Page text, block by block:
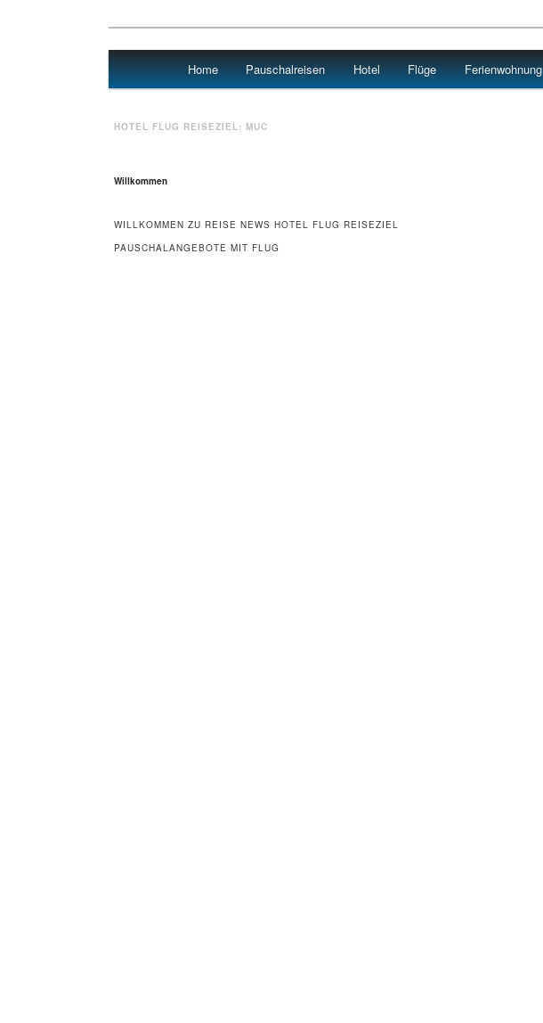
Urlaub
Main menu
Skip to primary content
Skip to secondary content
Home Pauschalreisen Hotel Flüge Ferienwohnung
HOTEL FLUG REISEZIEL: MUC
Willkommen
WILLKOMMEN ZU REISE NEWS HOTEL FLUG REISEZIEL
PAUSCHALANGEBOTE MIT FLUG